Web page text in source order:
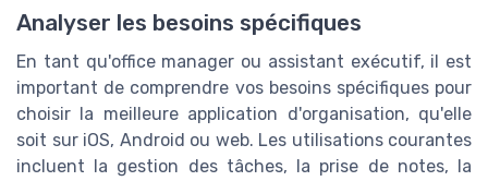
Analyser les besoins spécifiques
En tant qu'office manager ou assistant exécutif, il est
important de comprendre vos besoins spécifiques pour
choisir la meilleure application d'organisation, qu'elle
soit sur iOS, Android ou web. Les utilisations courantes
incluent la gestion des tâches, la prise de notes, la